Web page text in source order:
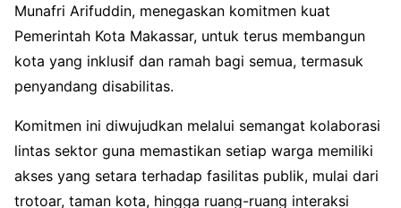
Munafri Arifuddin, menegaskan komitmen kuat
Pemerintah Kota Makassar, untuk terus membangun
kota yang inklusif dan ramah bagi semua, termasuk
penyandang disabilitas.
Komitmen ini diwujudkan melalui semangat kolaborasi
lintas sektor guna memastikan setiap warga memiliki
akses yang setara terhadap fasilitas publik, mulai dari
trotoar, taman kota, hingga ruang-ruang interaksi